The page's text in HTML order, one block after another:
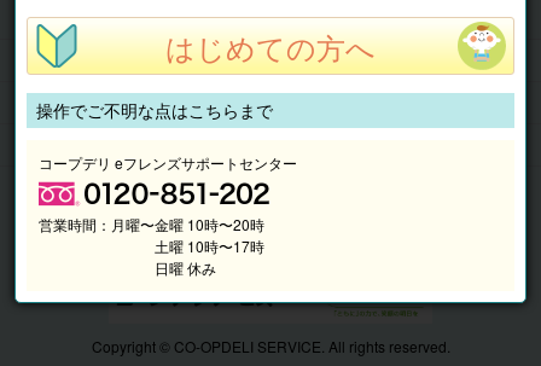
くらしのサービス
このサイトの使い方
マイページ
Copyright © CO-OPDELI SERVICE. All rights reserved.
はじめての方へ
操作でご不明な点はこちらまで
コープデリ eフレンズサポートセンター
営業時間： 月曜〜金曜 10時〜20時
土曜 10時〜17時
日曜 休み